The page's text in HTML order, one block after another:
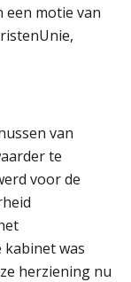
een motie van
van
te
voor de
was
herziening nu
als
de INT bij
van erf-
onder